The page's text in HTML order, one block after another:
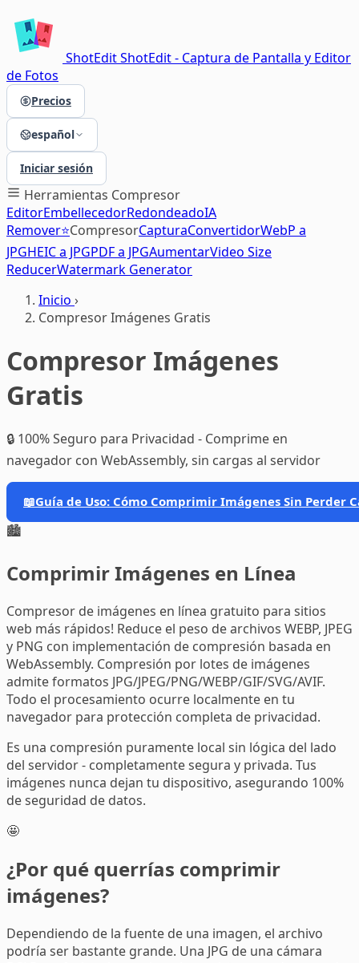
ShotEditShotEdit - Captura de Pantalla y Editor
de Fotos
Precios
español
Iniciar sesión
Herramientas Compresor
EditorEmbellecedorRedondeadoIA
Remover⭐CompresorCapturaConvertidorWebP a
JPGHEIC a JPGPDF a JPGAumentarVideo Size
ReducerWatermark Generator
Inicio ›
Compresor Imágenes Gratis
Compresor Imágenes
Gratis
🔒 100% Seguro para Privacidad - Comprime en
navegador con WebAssembly, sin cargas al servidor
📖Guía de Uso: Cómo Comprimir Imágenes Sin Perder
🏙️
Comprimir Imágenes en Línea
Compresor de imágenes en línea gratuito para sitios
web más rápidos! Reduce el peso de archivos WEBP, JPEG
y PNG con implementación de compresión basada en
WebAssembly. Compresión por lotes de imágenes
admite formatos JPG/JPEG/PNG/WEBP/GIF/SVG/AVIF.
Todo el procesamiento ocurre localmente en tu
navegador para protección completa de privacidad.
Es una compresión puramente local sin lógica del lado
del servidor - completamente segura y privada. Tus
imágenes nunca dejan tu dispositivo, asegurando 100%
de seguridad de datos.
🤩
¿Por qué querrías comprimir
imágenes?
Dependiendo de la fuente de una imagen, el archivo
podría ser bastante grande. Una JPG de una cámara